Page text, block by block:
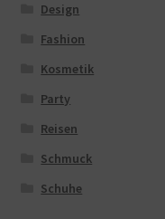
Design
Fashion
Kosmetik
Party
Reisen
Schmuck
Schuhe